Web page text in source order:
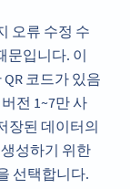
오류 수정 수
문입니다. 이
코드가 있음
전 1~7만 사
장된 데이터의
성하기 위한
선택합니다.